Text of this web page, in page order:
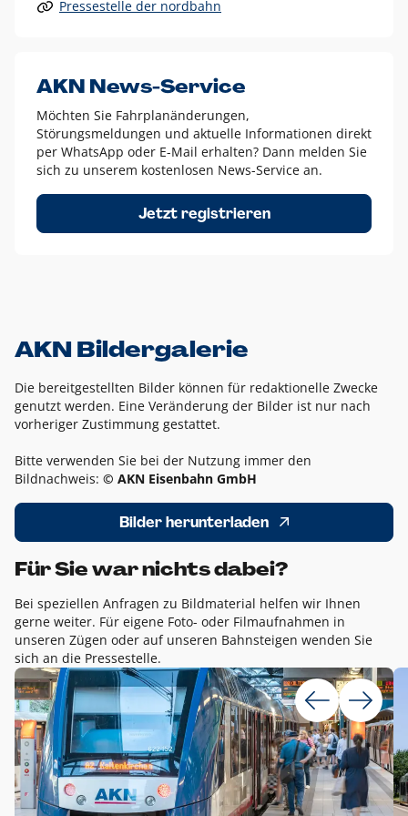
Alle anderen Logo-Varianten dürfen nur in Ausnahmefällen
Diese Ausnahmen sind zum Beispiel:
dem AKN Blau,
weißes Logo auf Fotohintergründen,
schwarzes Logo für reine Schwarz-Weiß-Umsetzungen
Um das Logo herum muss ein Schutzraum von jeweils einer
Höhe bzw. Breite des N aus AKN in alle Richtungen
Pressestelle der nordbahn
AKN News-Service
Möchten Sie Fahrplanänderungen,
Störungsmeldungen und aktuelle Informationen direkt
per WhatsApp oder E-Mail erhalten? Dann melden Sie
sich zu unserem kostenlosen News-Service an.
Jetzt registrieren
AKN Bildergalerie
Die bereitgestellten Bilder können für redaktionelle Zwecke
genutzt werden. Eine Veränderung der Bilder ist nur nach
vorheriger Zustimmung gestattet.
Bitte verwenden Sie bei der Nutzung immer den
Bildnachweis: © AKN Eisenbahn GmbH
Bilder herunterladen
Für Sie war nichts dabei?
Bei speziellen Anfragen zu Bildmaterial helfen wir Ihnen
gerne weiter. Für eigene Foto- oder Filmaufnahmen in
unseren Zügen oder auf unseren Bahnsteigen wenden Sie
sich an die Pressestelle.